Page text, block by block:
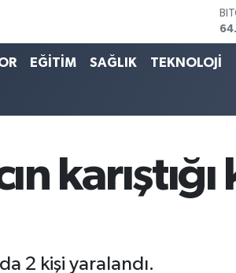
EĞİTİM SAĞLIK TEKNOLOJİ
2 kişi yaralandı.